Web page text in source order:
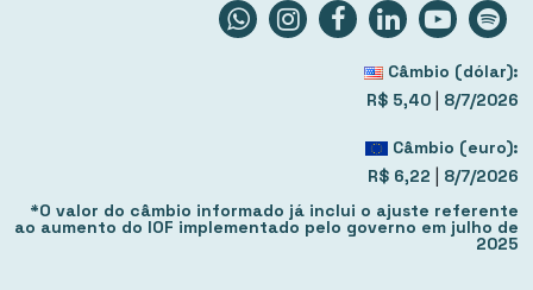
Câmbio (dólar):
R$ 5,40 | 8/7/2026
Câmbio (euro):
R$ 6,22 | 8/7/2026
*O valor do câmbio informado já inclui o ajuste referente
ao aumento do IOF implementado pelo governo em julho de
2025